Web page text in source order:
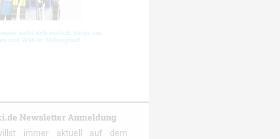
zieht sich zurück: Sorge um
und WM im Skilanglauf
Newsletter Anmeldung
immer aktuell auf dem